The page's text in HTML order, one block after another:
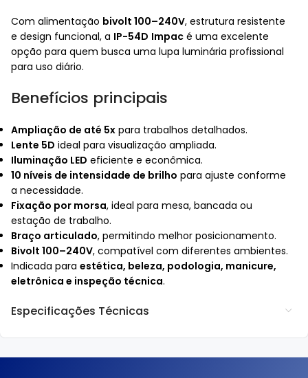
Com alimentação bivolt 100–240V, estrutura resistente
e design funcional, a IP-54D Impac é uma excelente
opção para quem busca uma lupa luminária profissional
para uso diário.
Benefícios principais
Ampliação de até 5x para trabalhos detalhados.
Lente 5D ideal para visualização ampliada.
Iluminação LED eficiente e econômica.
10 níveis de intensidade de brilho para ajuste conforme
a necessidade.
Fixação por morsa, ideal para mesa, bancada ou
estação de trabalho.
Braço articulado, permitindo melhor posicionamento.
Bivolt 100–240V, compatível com diferentes ambientes.
Indicada para estética, beleza, podologia, manicure,
eletrônica e inspeção técnica.
Especificações Técnicas